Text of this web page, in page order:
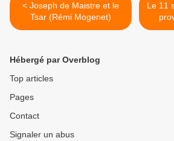
< Joseph de Maistre et le
Tsar (Rémi Mogenet)
Le 11
Hébergé par Overblog
Top articles
Pages
Contact
Signaler un abus